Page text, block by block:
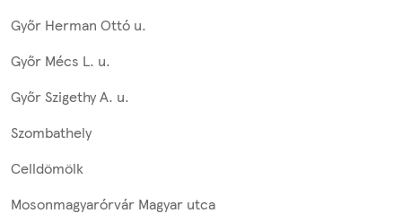
Győr Herman Ottó u.
Győr Mécs L. u.
Győr Szigethy A. u.
Szombathely
Celldömölk
Mosonmagyarórvár Magyar utca